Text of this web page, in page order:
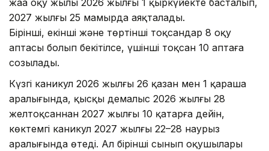
жаңа оқу жылы 2026 жылғы 1 қыркүйекте басталып,
2027 жылғы 25 мамырда аяқталады.
Бірінші, екінші және төртінші тоқсандар 8 оқу
аптасы болып бекітілсе, үшінші тоқсан 10 аптаға
созылады.
Күзгі каникул 2026 жылғы 26 қазан мен 1 қараша
аралығында, қысқы демалыс 2026 жылғы 28
желтоқсаннан 2027 жылғы 10 қаңтарға дейін,
көктемгі каникул 2027 жылғы 22–28 наурыз
аралығында өтеді. Ал бірінші сынып оқушылары